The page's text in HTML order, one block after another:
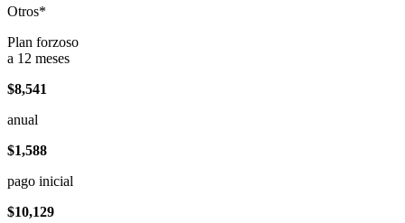
Otros*
Plan forzoso
a 12 meses
$8,541
anual
$1,588
pago inicial
$10,129